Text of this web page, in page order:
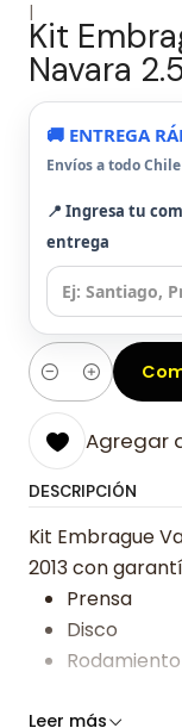
|
Kit
Navara
🚚 ENTREGA
Envíos a todo Chile
📍 Ingresa tu
entrega
Cantidad
Agregar
DESCRIPCIÓN
Kit Embrague
2013 con
Prensa
Disco
Somos
Leer más